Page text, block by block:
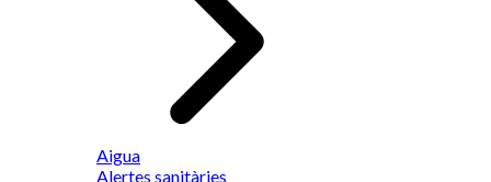
Aigua
Alertes sanitàries